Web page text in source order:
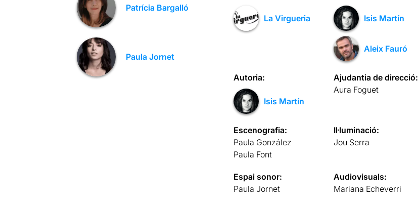
Patrícia Bargalló
Paula Jornet
La Virgueria Isis Martín
Aleix Fauró
Autoria:
Isis Martín
Ajudantia de direcció:
Aura Foguet
Escenografia:
Paula González
Paula Font
Il·luminació:
Jou Serra
Espai sonor:
Paula Jornet
Audiovisuals:
Mariana Echeverri